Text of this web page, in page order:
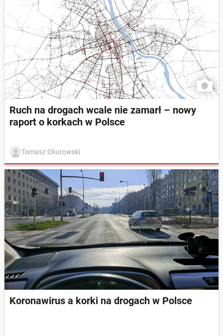
Ruch na drogach wcale nie zamarł – nowy
raport o korkach w Polsce
Tomasz Okurowski
Koronawirus a korki na drogach w Polsce